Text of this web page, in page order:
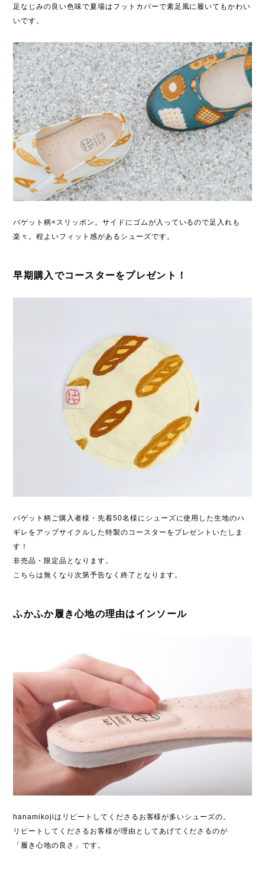
足なじみの良い色味で夏場はフットカバーで素足風に履いてもかわい
いです。
バゲット柄×スリッポン。サイドにゴムが入っているので足入れも
楽々。程よいフィット感があるシューズです。
早期購入でコースターをプレゼント！
バゲット柄ご購入者様・先着50名様にシューズに使用した生地のハ
ギレをアップサイクルした特製のコースターをプレゼントいたしま
す！
非売品・限定品となります。
こちらは無くなり次第予告なく終了となります。
ふかふか履き心地の理由はインソール
hanamikojiはリピートしてくださるお客様が多いシューズの。
リピートしてくださるお客様が理由としてあげてくださるのが
「履き心地の良さ」です。